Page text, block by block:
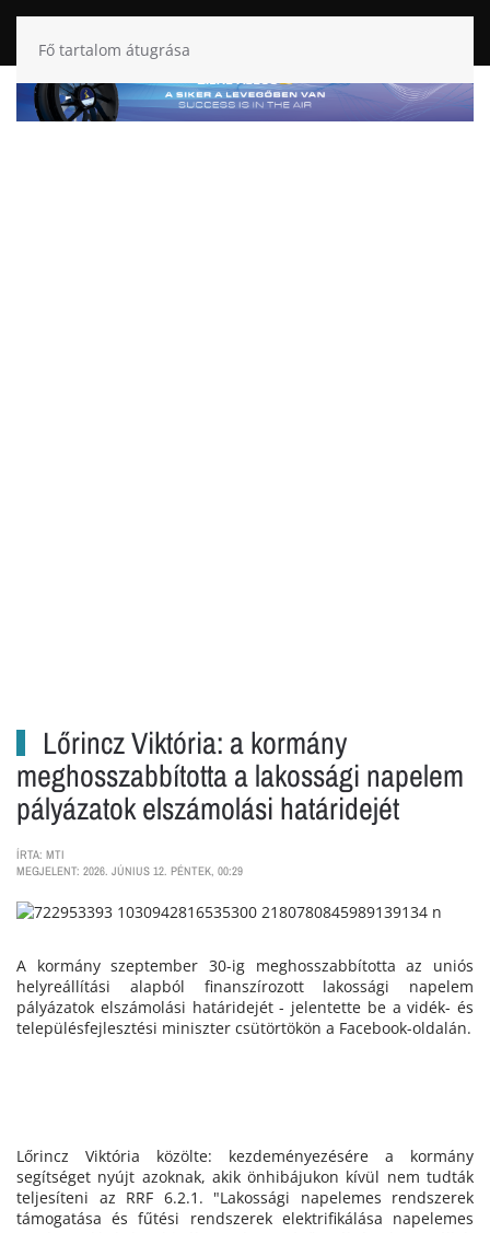
Fő tartalom átugrása
Lőrincz Viktória: a kormány
meghosszabbította a lakossági napelem
pályázatok elszámolási határidejét
ÍRTA: MTI
MEGJELENT: 2026. JÚNIUS 12. PÉNTEK, 00:29
A kormány szeptember 30-ig meghosszabbította az uniós
helyreállítási alapból finanszírozott lakossági napelem
pályázatok elszámolási határidejét - jelentette be a vidék- és
településfejlesztési miniszter csütörtökön a Facebook-oldalán.
Lőrincz Viktória közölte: kezdeményezésére a kormány
segítséget nyújt azoknak, akik önhibájukon kívül nem tudták
teljesíteni az RRF 6.2.1. "Lakossági napelemes rendszerek
támogatása és fűtési rendszerek elektrifikálása napelemes